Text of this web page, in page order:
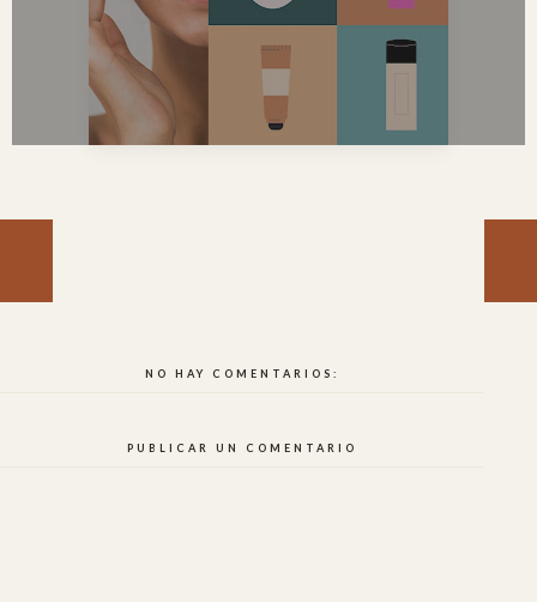
NO HAY COMENTARIOS:
PUBLICAR UN COMENTARIO